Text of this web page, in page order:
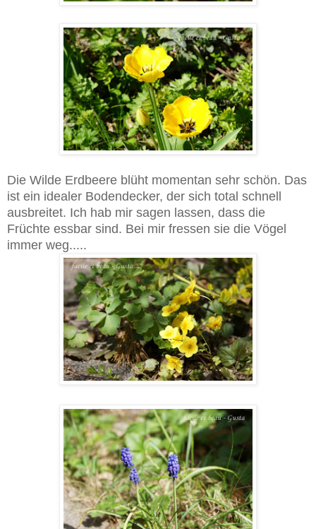
Die Wilde Erdbeere blüht momentan sehr schön. Das
ist ein idealer Bodendecker, der sich total schnell
ausbreitet. Ich hab mir sagen lassen, dass die
Früchte essbar sind. Bei mir fressen sie die Vögel
immer weg.....